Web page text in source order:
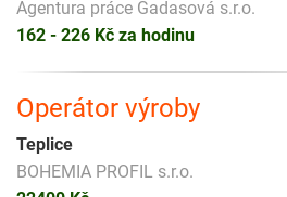
Agentura práce Gadasová s.r.o.
162 - 226 Kč za hodinu
Operátor výroby
Teplice
BOHEMIA PROFIL s.r.o.